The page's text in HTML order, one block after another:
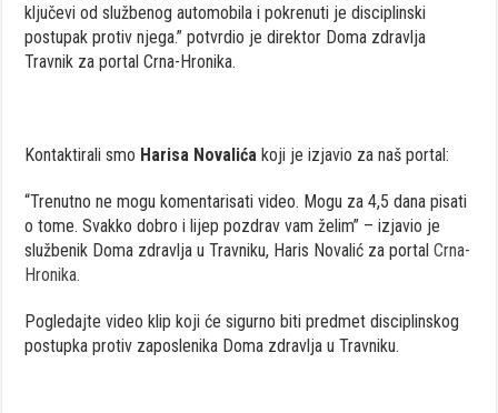
ključevi od službenog automobila i pokrenuti je disciplinski
postupak protiv njega.” potvrdio je direktor Doma zdravlja
Travnik za portal Crna-Hronika.
Kontaktirali smo Harisa Novalića koji je izjavio za naš portal:
“Trenutno ne mogu komentarisati video. Mogu za 4,5 dana pisati
o tome. Svakko dobro i lijep pozdrav vam želim” – izjavio je
službenik Doma zdravlja u Travniku, Haris Novalić za portalCrna-
Hronika.
Pogledajte video klip koji će sigurno biti predmet disciplinskog
postupka protiv zaposlenika Doma zdravlja u Travniku.